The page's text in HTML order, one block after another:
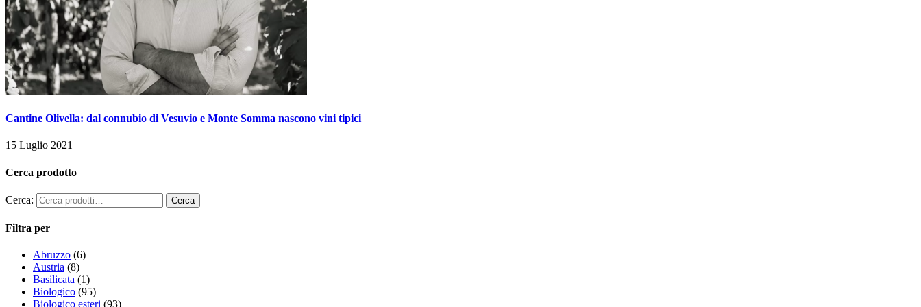
Cantine Olivella: dal connubio di Vesuvio e Monte Somma nascono vini tipici
15 Luglio 2021
Cerca prodotto
Cerca:
Filtra per
Abruzzo (6)
Austria (8)
Basilicata (1)
Biologico (95)
Biologico esteri (93)